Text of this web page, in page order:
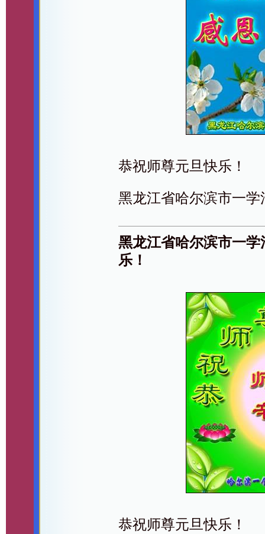
恭祝师尊元旦快乐！
黑龙江省哈尔滨市一
黑龙江省哈尔滨市一
乐！
恭祝师尊元旦快乐！